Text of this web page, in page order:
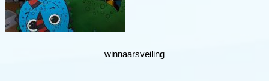
winnaarsveiling